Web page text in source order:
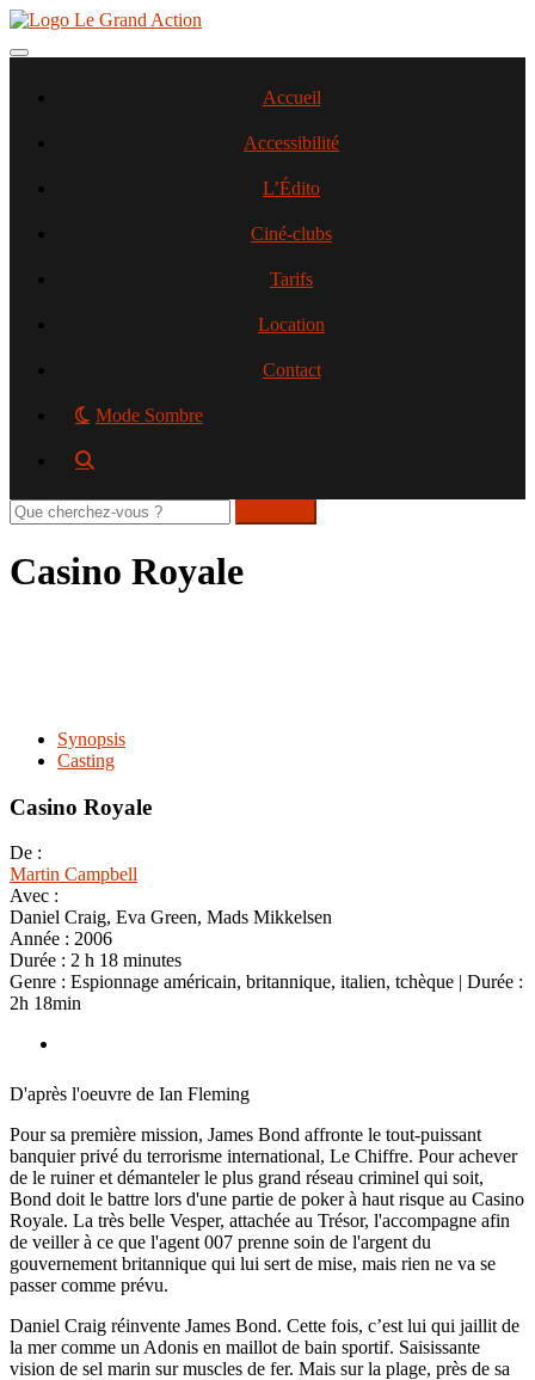
Aller
contenu
Toggle navigation
Accueil
Accessibilité
L’Édito
Ciné-clubs
Tarifs
Location
Contact
Mode Sombre
Rechercher
sur
site
Casino Royale
Synopsis
Casting
Casino Royale
De :
Martin Campbell
Avec :
Daniel Craig, Eva Green, Mads Mikkelsen
Année : 2006
Durée : 2 h 18 minutes
Genre : Espionnage américain, britannique, italien, tchèque | Durée :
2h 18min
D'après l'oeuvre de Ian Fleming
Pour sa première mission, James Bond affronte le tout-puissant
banquier privé du terrorisme international, Le Chiffre. Pour achever
de le ruiner et démanteler le plus grand réseau criminel qui soit,
Bond doit le battre lors d'une partie de poker à haut risque au Casino
Royale. La très belle Vesper, attachée au Trésor, l'accompagne afin
de veiller à ce que l'agent 007 prenne soin de l'argent du
gouvernement britannique qui lui sert de mise, mais rien ne va se
passer comme prévu.
Daniel Craig réinvente James Bond. Cette fois, c’est lui qui jaillit de
la mer comme un Adonis en maillot de bain sportif. Saisissante
vision de sel marin sur muscles de fer. Mais sur la plage, près de sa